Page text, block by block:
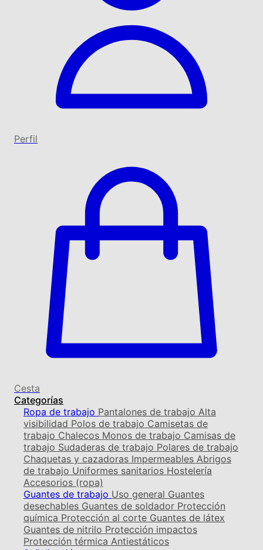
Perfil
Cesta
Categorías
Ropa de trabajo Pantalones de trabajo Alta
visibilidad Polos de trabajo Camisetas de
trabajo Chalecos Monos de trabajo Camisas de
trabajo Sudaderas de trabajo Polares de trabajo
Chaquetas y cazadoras Impermeables Abrigos
de trabajo Uniformes sanitarios Hostelería
Accesorios (ropa)
Guantes de trabajo Uso general Guantes
desechables Guantes de soldador Protección
química Protección al corte Guantes de látex
Guantes de nitrilo Protección impactos
Protección térmica Antiestáticos